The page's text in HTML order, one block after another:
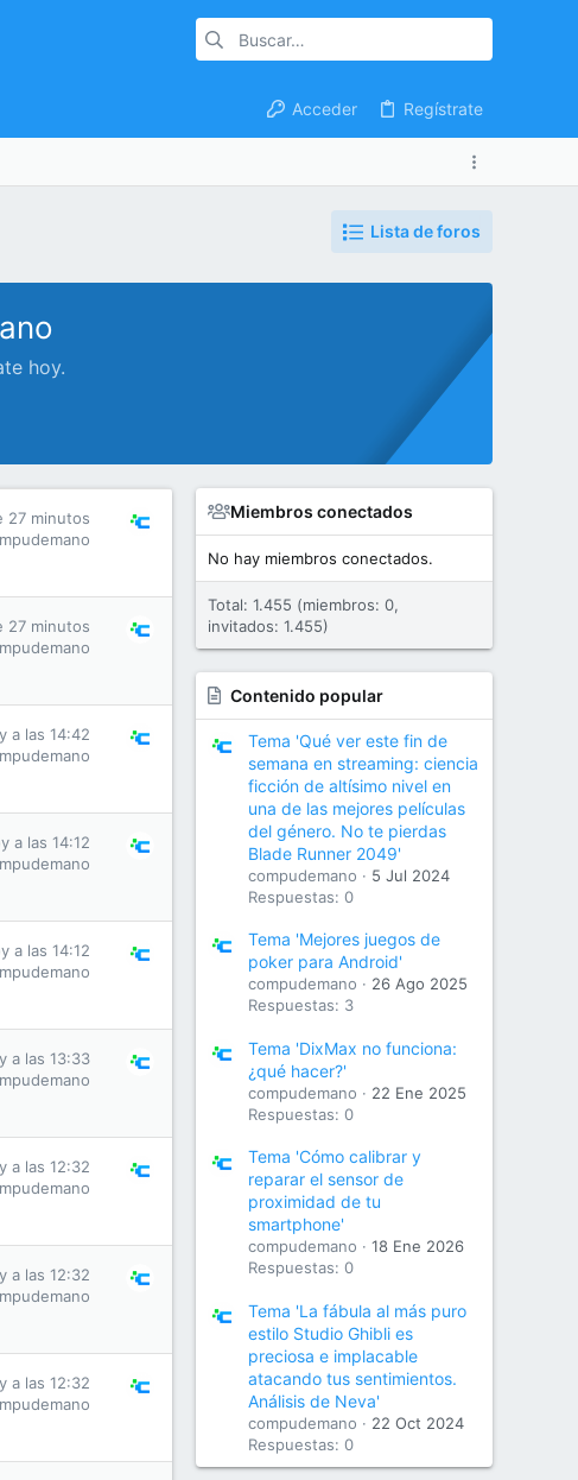
Acceder Regístrate
Lista de foros
hoy.
27 minutos
27 minutos
a las 14:42
a las 14:12
a las 14:12
a las 13:33
a las 12:32
a las 12:32
a las 12:32
Miembros conectados
No hay miembros conectados.
Total: 1.455 (miembros: 0,
invitados: 1.455)
Contenido popular
Tema 'Qué ver este fin de
semana en streaming: ciencia
ficción de altísimo nivel en
una de las mejores películas
del género. No te pierdas
Blade Runner 2049'
compudemano
5 Jul 2024
Respuestas: 0
Tema 'Mejores juegos de
poker para Android'
compudemano
26 Ago 2025
Respuestas: 3
Tema 'DixMax no funciona:
¿qué hacer?'
compudemano
22 Ene 2025
Respuestas: 0
Tema 'Cómo calibrar y
reparar el sensor de
proximidad de tu
smartphone'
compudemano
18 Ene 2026
Respuestas: 0
Tema 'La fábula al más puro
estilo Studio Ghibli es
preciosa e implacable
atacando tus sentimientos.
Análisis de Neva'
compudemano
22 Oct 2024
Respuestas: 0